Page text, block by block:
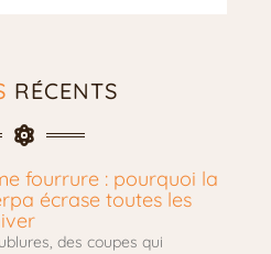
RÉCENTS
fourrure : pourquoi la
écrase toutes les
des coupes qui